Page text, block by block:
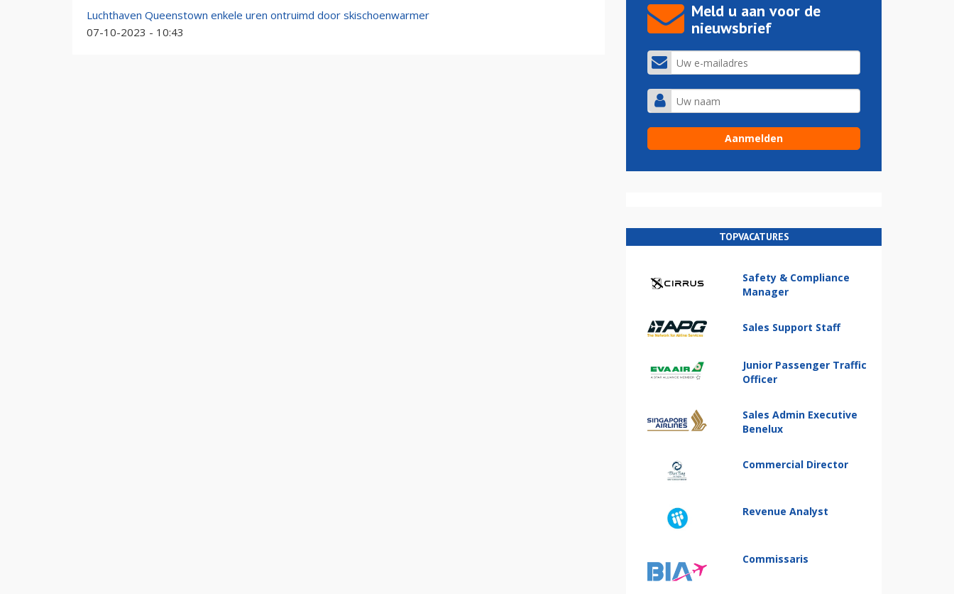
Luchthaven Queenstown enkele uren ontruimd door skischoenwarmer
07-10-2023 - 10:43
Meld u aan voor de
nieuwsbrief
TOPVACATURES
Safety & Compliance
Manager
Sales Support Staff
Junior Passenger Traffic
Officer
Sales Admin Executive
Benelux
Commercial Director
Revenue Analyst
Commissaris